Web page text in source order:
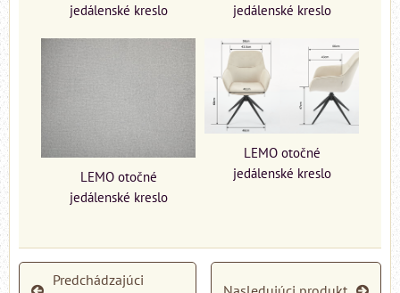
jedálenské kreslo
jedálenské kreslo
LEMO otočné
jedálenské kreslo
LEMO otočné
jedálenské kreslo
Predchádzajúci